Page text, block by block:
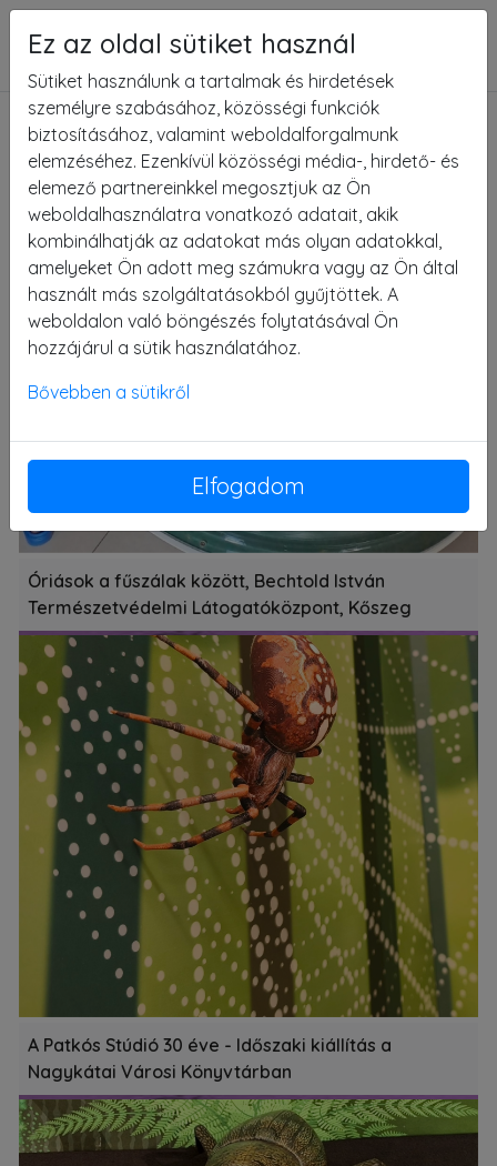
Óriások a fűszálak között – Interaktív
vándorkiállítás, Apátistvánfalva
Óriások a fűszálak között, Bechtold István
Természetvédelmi Látogatóközpont, Kőszeg
A Patkós Stúdió 30 éve - Időszaki kiállítás a
Nagykátai Városi Könyvtárban
Ez az oldal sütiket használ
Sütiket használunk a tartalmak és hirdetések
személyre szabásához, közösségi funkciók
biztosításához, valamint weboldalforgalmunk
elemzéséhez. Ezenkívül közösségi média-, hirdető- és
elemező partnereinkkel megosztjuk az Ön
weboldalhasználatra vonatkozó adatait, akik
kombinálhatják az adatokat más olyan adatokkal,
amelyeket Ön adott meg számukra vagy az Ön által
használt más szolgáltatásokból gyűjtöttek. A
weboldalon való böngészés folytatásával Ön
hozzájárul a sütik használatához.
Bővebben a sütikről
Elfogadom